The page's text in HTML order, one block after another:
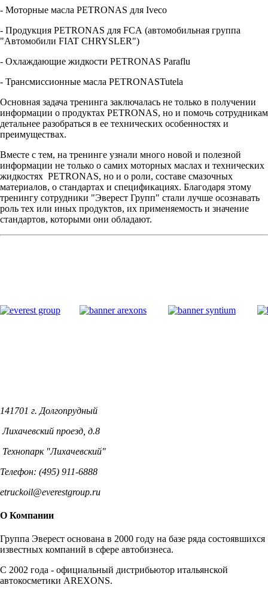
- Моторные масла PETRONAS для Iveco
- Продукция PETRONAS для FCA (автомобильная группа
"Автомобили FIAT CHRYSLER")
- Охлаждающие жидкости PETRONAS Paraflu
- Трансмиссионные масла PETRONASTutela
Основная задача тренинга заключалась не только в получении
информации о продуктах PETRONAS, но и помочь сотрудникам
детальнее разобраться в ее технических особенностях и
преимуществах.
Вместе с тем, на тренинге узнали много новой и полезной
информации не только о самих моторных маслах и технических
жидкостях PETRONAS, но и о роли, составе смазочных
материалов, о стандартах и спецификациях. Благодаря этому
тренингу сотрудники "Эверест Групп" стали лучше осознавать
роль тех или иных продуктов, их применяемость и значение
стандартов, которыми они обладают.
141701 г. Долгопрудный
Лихачевский проезд, д.8
Технопарк "Лихачевский"
Телефон: (495) 911-6888
etruckoil@everestgroup.ru
О Компании
Группа Эверест основана в 2000 году на базе ряда состоявшихся
известных компаний в сфере автобизнеса.
C 2002 года - официальный дистрибьютор итальянской
автокосметики AREXONS.